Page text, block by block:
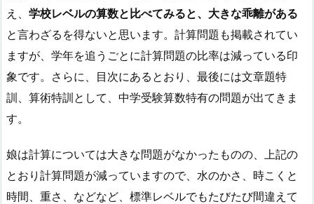
え、 学校レベルの算数と比べてみると、大きな乖離がある
と言わざるを得ないと思います。計算問題も掲載されてい
ますが、学年を追うごとに計算問題の比率は減っている印
象です。さらに、目次にあるとおり、最後には文章題特
訓、算術特訓として、中学受験算数特有の問題が出てきま
す。
娘は計算については大きな問題がなかったものの、上記の
とおり計算問題が減っていますので、水のかさ、時こくと
時間、重さ、などなど、標準レベルでもたびたび間違えて